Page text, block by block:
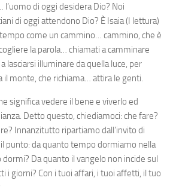
di oggi desidera Dio? Noi
di oggi attendono Dio? È Isaia (I lettura)
come un cammino… cammino, che è
la parola… chiamati a camminare
lasciarsi illuminare da quella luce, per
il monte, che richiama… attira le genti.
significa vedere il bene e viverlo ed
Detto questo, chiediamoci: che fare?
Innanzitutto ripartiamo dall’invito di
punto: da quanto tempo dormiamo nella
Da quanto il vangelo non incide sul
i giorni? Con i tuoi affari, i tuoi affetti, il tuo